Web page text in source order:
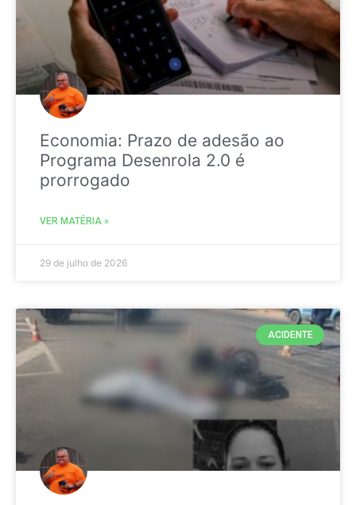
Economia: Prazo de adesão ao
Programa Desenrola 2.0 é
prorrogado
VER MATÉRIA »
29 de julho de 2026
ACIDENTE